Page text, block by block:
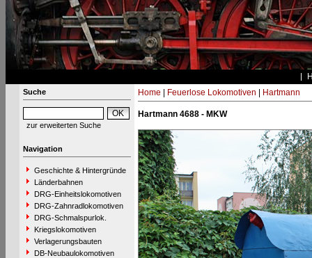
Suche
zur erweiterten Suche
Navigation
Geschichte & Hintergründe
Länderbahnen
DRG-Einheitslokomotiven
DRG-Zahnradlokomotiven
DRG-Schmalspurlok.
Kriegslokomotiven
Verlagerungsbauten
DB-Neubaulokomotiven
Home Feuerlose Lokomotiven Hartmann
Hartmann 4688 - MKW